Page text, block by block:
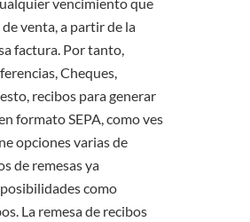
vencimiento que
venta, a partir de la
factura. Por tanto,
Cheques,
recibos para generar
formato SEPA, como ves
opciones varias de
de remesas ya
como
La remesa de recibos